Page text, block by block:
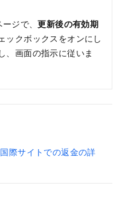
ージで、更新後の有効期
ックボックスをオンにし
、画面の指示に従いま
国際サイトでの返金の詳